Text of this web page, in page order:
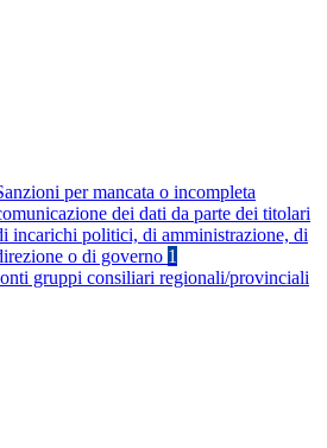
per mancata o incompleta
dei dati da parte dei titolari
incarichi politici, di amministrazione, di
o di governo 1
gruppi consiliari regionali/provinciali